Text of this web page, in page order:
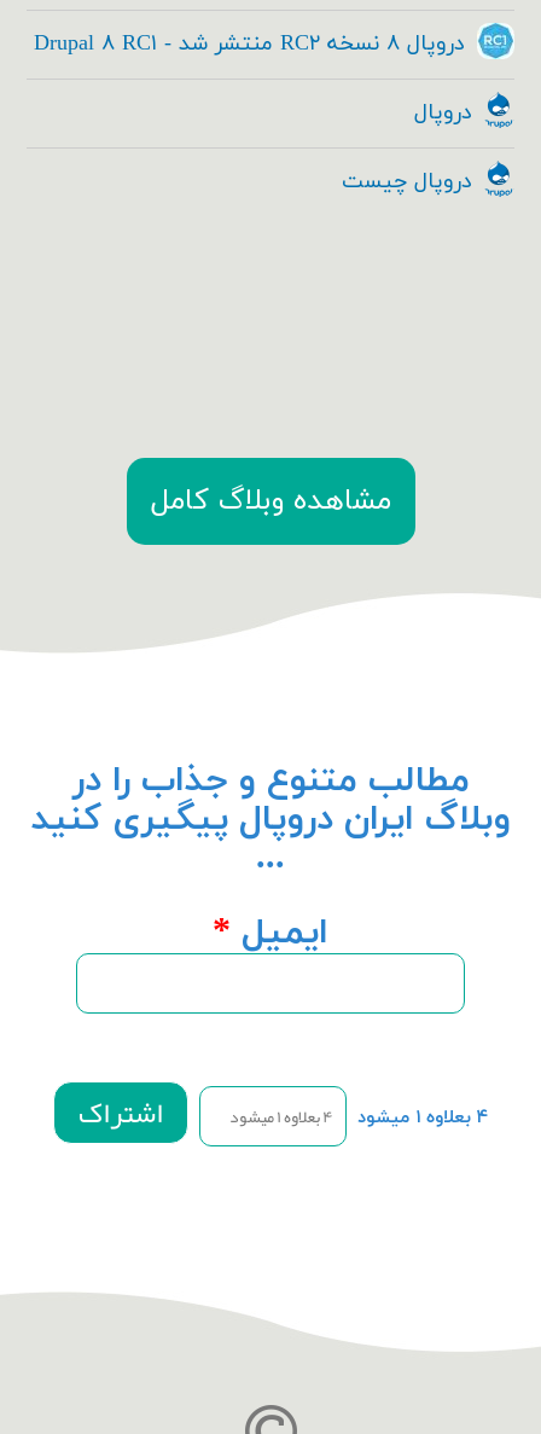
دروپال ۸ نسخه RC۲ منتشر شد - Drupal ۸ RC۱
دروپال
دروپال چیست
مشاهده وبلاگ کامل
مطالب متنوع و جذاب را در
وبلاگ ایران دروپال پیگیری کنید
...
ایمیل *
۴ بعلاوه ۱ میشود